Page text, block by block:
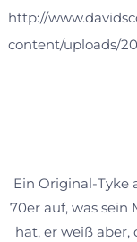
http://
content/uploads/
Ein Original-Tyke
70er auf, was sein
hat, er weiß